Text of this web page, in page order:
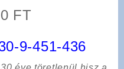
FT
9-451-436